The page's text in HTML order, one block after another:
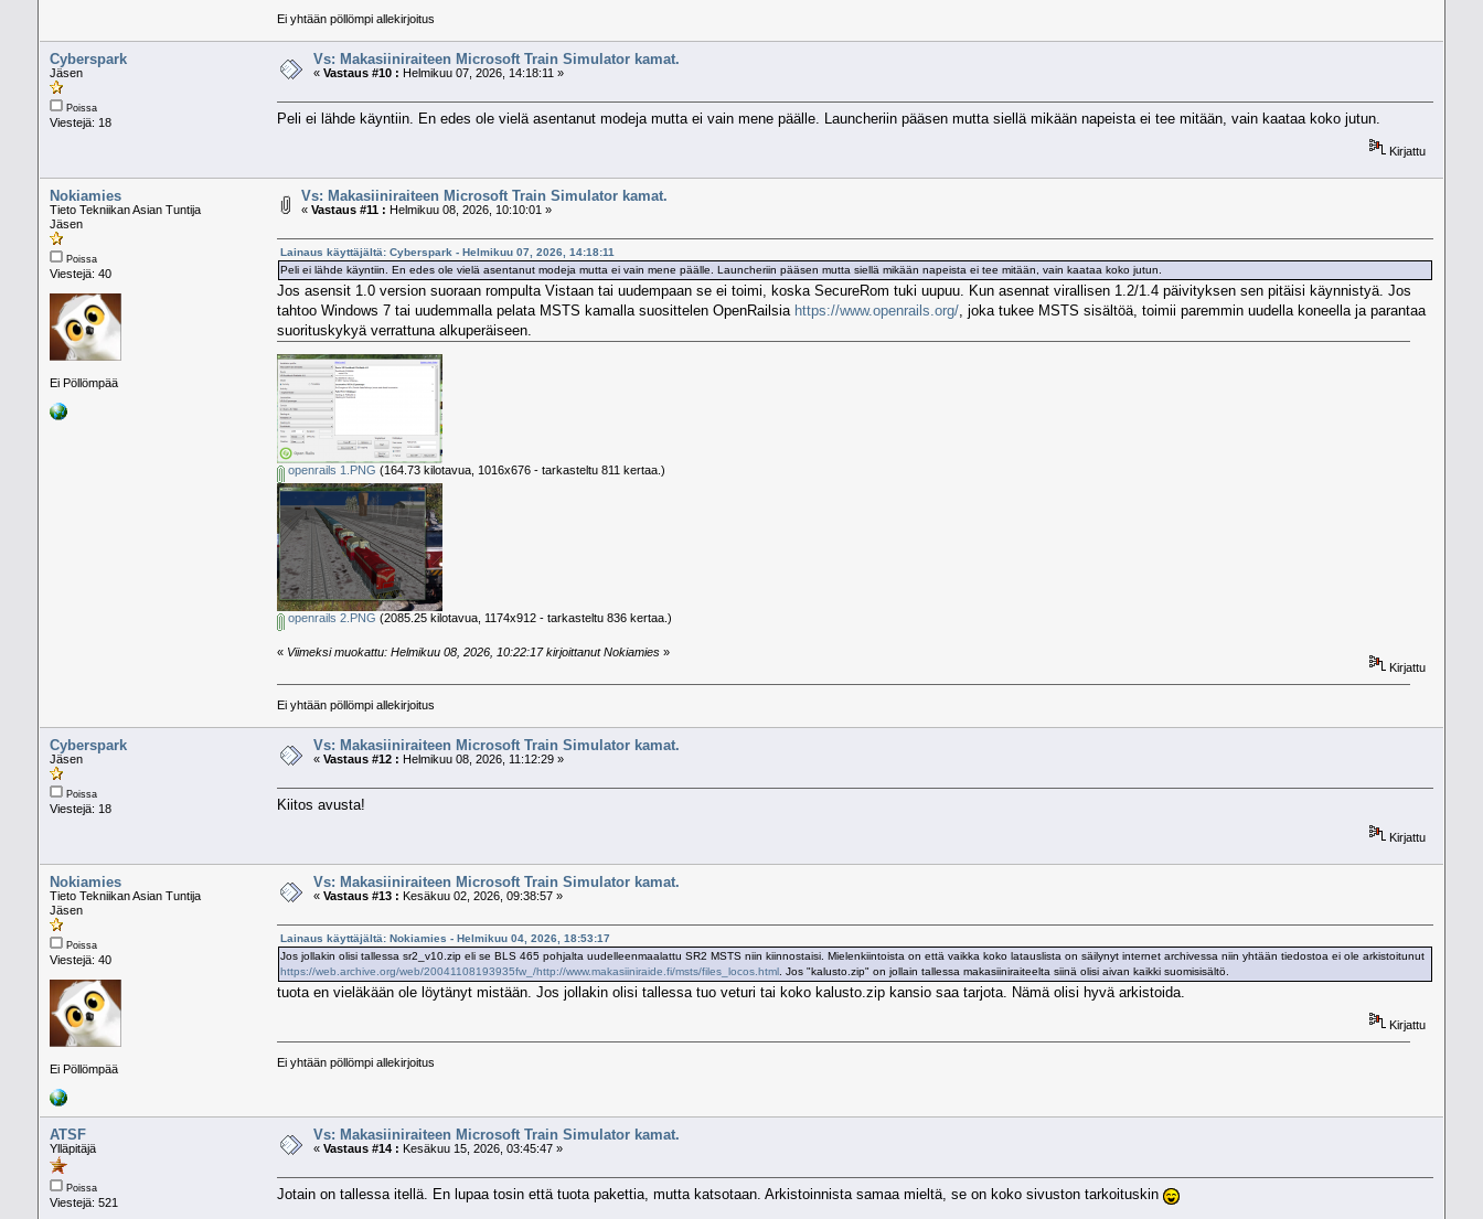
Ei yhtään pöllömpi allekirjoitus
Cyberspark
Jäsen
Poissa
Viestejä: 18
Vs: Makasiiniraiteen Microsoft Train Simulator kamat.
« Vastaus #10 : Helmikuu 07, 2026, 14:18:11 »
Peli ei lähde käyntiin. En edes ole vielä asentanut modeja mutta ei vain mene päälle. Launcheriin pääsen mutta siellä mikään napeista ei tee mitään, vain kaataa koko jutun.
Kirjattu
Nokiamies
Tieto Tekniikan Asian Tuntija
Jäsen
Poissa
Viestejä: 40
Ei Pöllömpää
Vs: Makasiiniraiteen Microsoft Train Simulator kamat.
« Vastaus #11 : Helmikuu 08, 2026, 10:10:01 »
Lainaus käyttäjältä: Cyberspark - Helmikuu 07, 2026, 14:18:11
Peli ei lähde käyntiin. En edes ole vielä asentanut modeja mutta ei vain mene päälle. Launcheriin pääsen mutta siellä mikään napeista ei tee mitään, vain kaataa koko jutun.
Jos asensit 1.0 version suoraan rompulta Vistaan tai uudempaan se ei toimi, koska SecureRom tuki uupuu. Kun asennat virallisen 1.2/1.4 päivityksen sen pitäisi käynnistyä. Jos
tahtoo Windows 7 tai uudemmalla pelata MSTS kamalla suosittelen OpenRailsia https://www.openrails.org/, joka tukee MSTS sisältöä, toimii paremmin uudella koneella ja parantaa
suorituskykyä verrattuna alkuperäiseen.
openrails 1.PNG (164.73 kilotavua, 1016x676 - tarkasteltu 811 kertaa.)
openrails 2.PNG (2085.25 kilotavua, 1174x912 - tarkasteltu 836 kertaa.)
« Viimeksi muokattu: Helmikuu 08, 2026, 10:22:17 kirjoittanut Nokiamies »
Kirjattu
Ei yhtään pöllömpi allekirjoitus
Cyberspark
Jäsen
Poissa
Viestejä: 18
Vs: Makasiiniraiteen Microsoft Train Simulator kamat.
« Vastaus #12 : Helmikuu 08, 2026, 11:12:29 »
Kiitos avusta!
Kirjattu
Nokiamies
Tieto Tekniikan Asian Tuntija
Jäsen
Poissa
Viestejä: 40
Ei Pöllömpää
Vs: Makasiiniraiteen Microsoft Train Simulator kamat.
« Vastaus #13 : Kesäkuu 02, 2026, 09:38:57 »
Lainaus käyttäjältä: Nokiamies - Helmikuu 04, 2026, 18:53:17
Jos jollakin olisi tallessa sr2_v10.zip eli se BLS 465 pohjalta uudelleenmaalattu SR2 MSTS niin kiinnostaisi. Mielenkiintoista on että vaikka koko latauslista on säilynyt internet archivessa niin yhtään tiedostoa ei ole arkistoitunut
https://web.archive.org/web/20041108193935fw_/http://www.makasiiniraide.fi/msts/files_locos.html. Jos "kalusto.zip" on jollain tallessa makasiiniraiteelta siinä olisi aivan kaikki suomisisältö.
tuota en vieläkään ole löytänyt mistään. Jos jollakin olisi tallessa tuo veturi tai koko kalusto.zip kansio saa tarjota. Nämä olisi hyvä arkistoida.
Kirjattu
Ei yhtään pöllömpi allekirjoitus
ATSF
Ylläpitäjä
Poissa
Viestejä: 521
Vs: Makasiiniraiteen Microsoft Train Simulator kamat.
« Vastaus #14 : Kesäkuu 15, 2026, 03:45:47 »
Jotain on tallessa itellä. En lupaa tosin että tuota pakettia, mutta katsotaan. Arkistoinnista samaa mieltä, se on koko sivuston tarkoituskin